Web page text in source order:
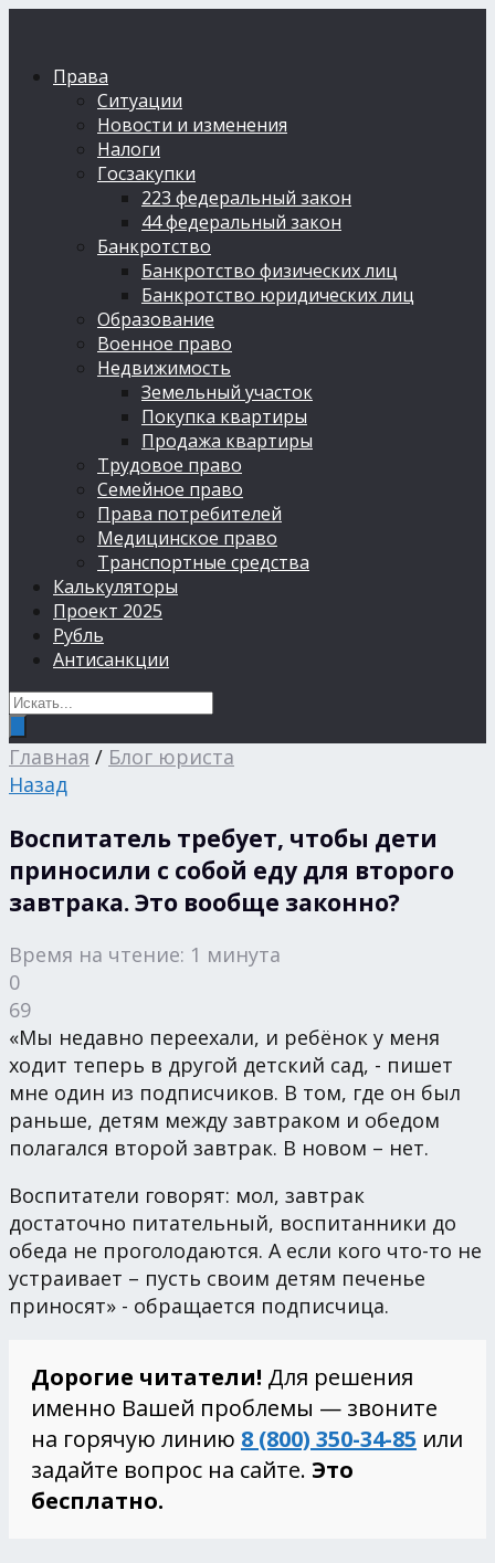
Права
Ситуации
Новости и изменения
Налоги
Госзакупки
223 федеральный закон
44 федеральный закон
Банкротство
Банкротство физических лиц
Банкротство юридических лиц
Образование
Военное право
Недвижимость
Земельный участок
Покупка квартиры
Продажа квартиры
Трудовое право
Семейное право
Права потребителей
Медицинское право
Транспортные средства
Калькуляторы
Проект 2025
Рубль
Антисанкции
Главная / Блог юриста
Назад
Воспитатель требует, чтобы дети
приносили с собой еду для второго
завтрака. Это вообще законно?
Время на чтение: 1 минута
0
69
«Мы недавно переехали, и ребёнок у меня
ходит теперь в другой детский сад, - пишет
мне один из подписчиков. В том, где он был
раньше, детям между завтраком и обедом
полагался второй завтрак. В новом – нет.
Воспитатели говорят: мол, завтрак
достаточно питательный, воспитанники до
обеда не проголодаются. А если кого что-то не
устраивает – пусть своим детям печенье
приносят» - обращается подписчица.
Дорогие читатели! Для решения
именно Вашей проблемы — звоните
на горячую линию 8 (800) 350-34-85 или
задайте вопрос на сайте. Это
бесплатно.